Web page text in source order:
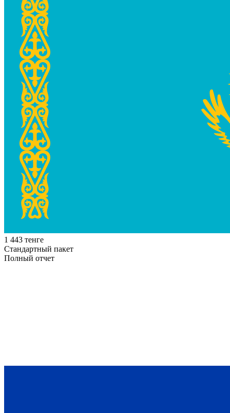
1 443 тенге
Стандартный пакет
Полный отчет